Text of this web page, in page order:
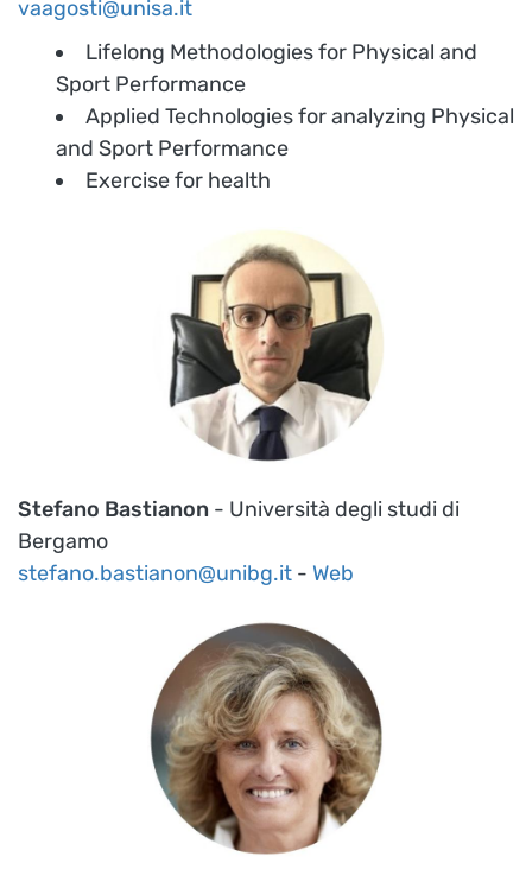
vaagosti@unisa.it
Lifelong Methodologies for Physical and
Sport Performance
Applied Technologies for analyzing Physical
and Sport Performance
Exercise for health
Stefano Bastianon - Università degli studi di
Bergamo
stefano.bastianon@unibg.it - Web